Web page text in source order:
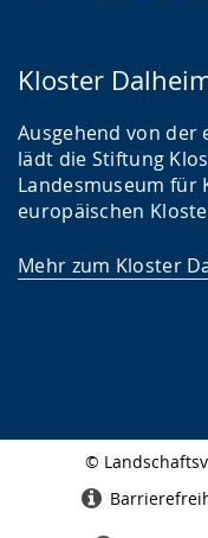
Kloster
Ausgehend von der
lädt die Stiftung
Landesmuseum für
europäischen
Mehr zum Kloster
©